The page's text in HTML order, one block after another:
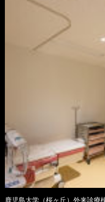
鹿児島大学（桜ヶ丘）外来診療